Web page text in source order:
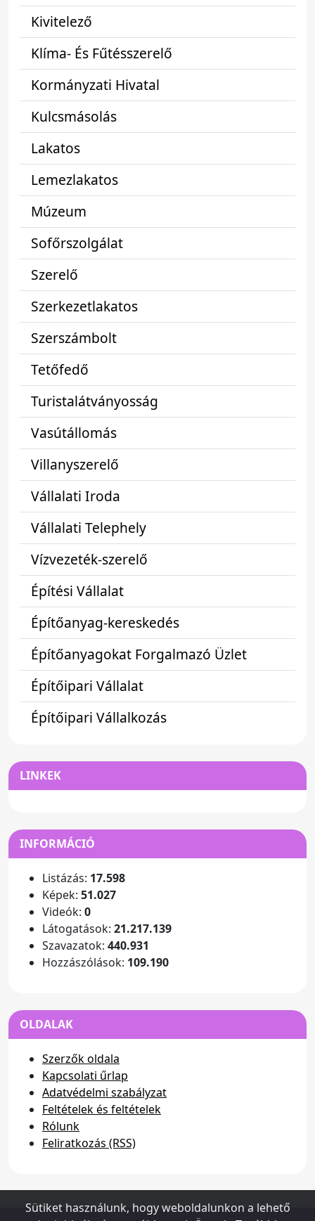
Kivitelező
Klíma- És Fűtésszerelő
Kormányzati Hivatal
Kulcsmásolás
Lakatos
Lemezlakatos
Múzeum
Sofőrszolgálat
Szerelő
Szerkezetlakatos
Szerszámbolt
Tetőfedő
Turistalátványosság
Vasútállomás
Villanyszerelő
Vállalati Iroda
Vállalati Telephely
Vízvezeték-szerelő
Építési Vállalat
Építőanyag-kereskedés
Építőanyagokat Forgalmazó Üzlet
Építőipari Vállalat
Építőipari Vállalkozás
LINKEK
INFORMÁCIÓ
Listázás: 17.598
Képek: 51.027
Videók: 0
Látogatások: 21.217.139
Szavazatok: 440.931
Hozzászólások: 109.190
OLDALAK
Szerzők oldala
Kapcsolati űrlap
Adatvédelmi szabályzat
Feltételek és feltételek
Rólunk
Feliratkozás (RSS)
Sütiket használunk, hogy weboldalunkon a lehető